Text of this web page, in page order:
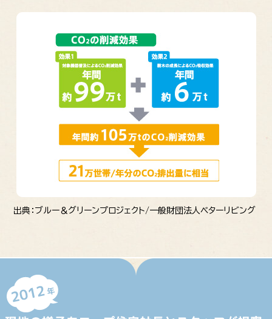
出典：ブルー＆グリーンプロジェクト/一般財団法人ベターリビング